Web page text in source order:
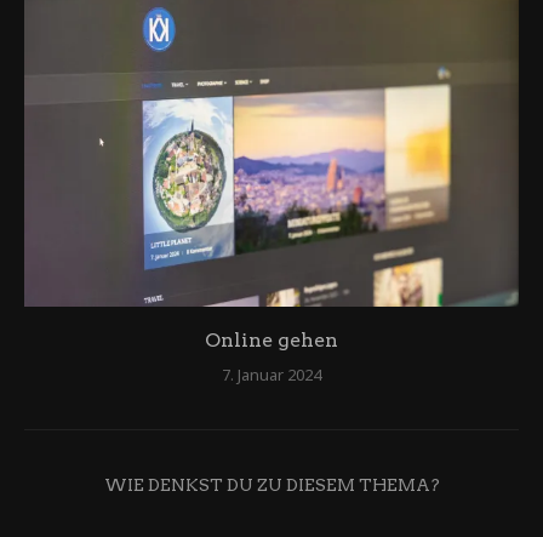
Online gehen
7. Januar 2024
WIE DENKST DU ZU DIESEM THEMA?